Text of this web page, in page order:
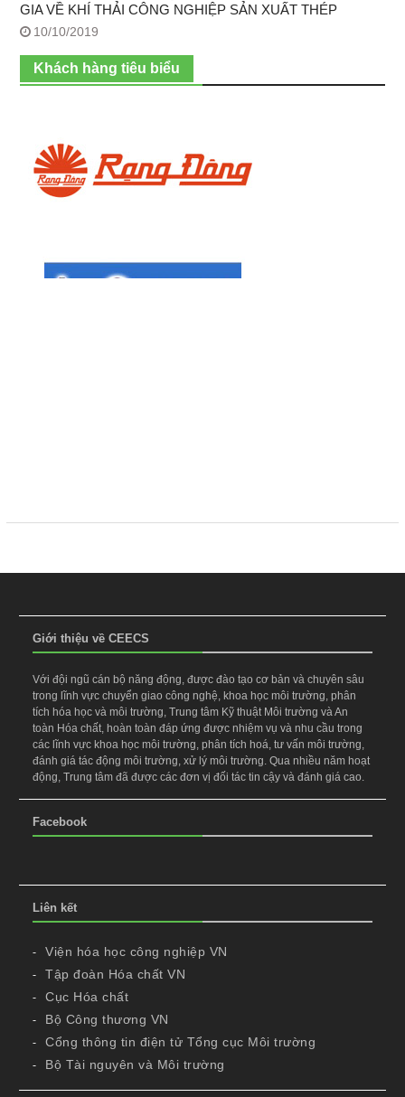
GIA VỀ KHÍ THẢI CÔNG NGHIỆP SẢN XUẤT THÉP
10/10/2019
Khách hàng tiêu biểu
Giới thiệu về CEECS
Với đội ngũ cán bộ năng động, được đào tạo cơ bản và chuyên sâu
trong lĩnh vực chuyển giao công nghệ, khoa học môi trường, phân
tích hóa học và môi trường, Trung tâm Kỹ thuật Môi trường và An
toàn Hóa chất, hoàn toàn đáp ứng được nhiệm vụ và nhu cầu trong
các lĩnh vực khoa học môi trường, phân tích hoá, tư vấn môi trường,
đánh giá tác động môi trường, xử lý môi trường. Qua nhiều năm hoạt
động, Trung tâm đã được các đơn vị đối tác tin cậy và đánh giá cao.
Facebook
Liên kết
Viện hóa học công nghiệp VN
Tập đoàn Hóa chất VN
Cục Hóa chất
Bộ Công thương VN
Cổng thông tin điện tử Tổng cục Môi trường
Bộ Tài nguyên và Môi trường